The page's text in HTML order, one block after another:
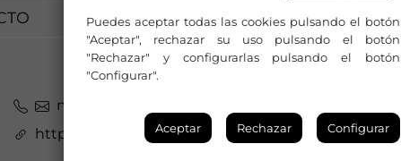
musica.cultura@elejido.es
https://www.elejido.es
Puedes aceptar todas las cookies pulsando el botón
"Aceptar", rechazar su uso pulsando el botón
"Rechazar" y configurarlas pulsando el botón
"Configurar".
Aceptar Rechazar Configurar